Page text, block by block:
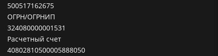
500517162675
ОГРН/ОГРНИП
324080000001531
Расчетный счет
40802810500005888050